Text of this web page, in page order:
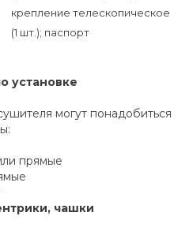
крепление телескопическое
(1 шт.); паспорт
установке
могут понадобиться
прямые
чашки